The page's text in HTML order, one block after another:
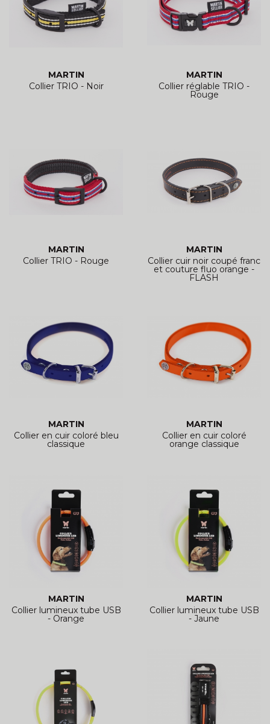
MARTIN
Collier TRIO - Noir
MARTIN
Collier réglable TRIO -
Rouge
MARTIN
Collier TRIO - Rouge
MARTIN
Collier cuir noir coupé franc
et couture fluo orange -
FLASH
MARTIN
Collier en cuir coloré bleu
classique
MARTIN
Collier en cuir coloré
orange classique
MARTIN
Collier lumineux tube USB
- Orange
MARTIN
Collier lumineux tube USB
- Jaune